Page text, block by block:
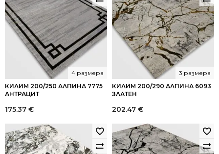
КИЛИМ 200/250 АЛПИНА 7775
АНТРАЦИТ
4 размера
175.37 €
КИЛИМ 200/290 АЛПИНА 6093
ЗЛАТЕН
3 размера
202.47 €